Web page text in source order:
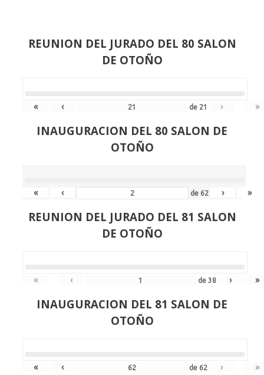
REUNION DEL JURADO DEL 80 SALON
DE OTOÑO
« ‹ de 21 › »
INAUGURACION DEL 80 SALON DE
OTOÑO
« ‹ de 62 › »
REUNION DEL JURADO DEL 81 SALON
DE OTOÑO
« ‹ de38 › »
INAUGURACION DEL 81 SALON DE
OTOÑO
« ‹ de 62 › »